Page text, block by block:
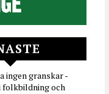
ingen granskar -
och